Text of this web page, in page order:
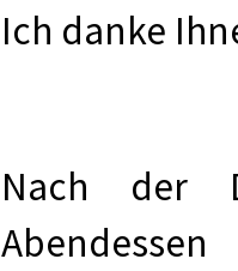
Ich danke
Nach der